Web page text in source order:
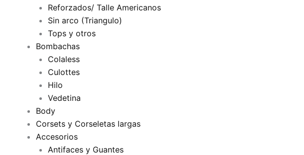
Reforzados/ Talle Americanos
Sin arco (Triangulo)
Tops y otros
Bombachas
Colaless
Culottes
Hilo
Vedetina
Body
Corsets y Corseletas largas
Accesorios
Antifaces y Guantes